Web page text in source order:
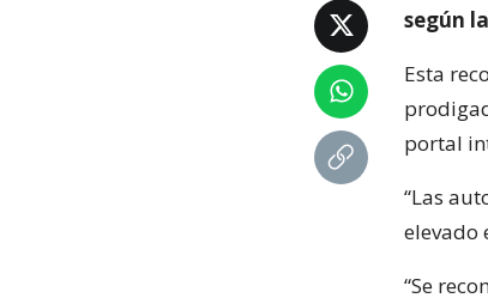
según
Esta
portal
“Las
elevado
“Se